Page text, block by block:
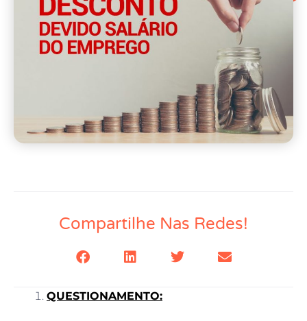
Compartilhe Nas Redes!
QUESTIONAMENTO: